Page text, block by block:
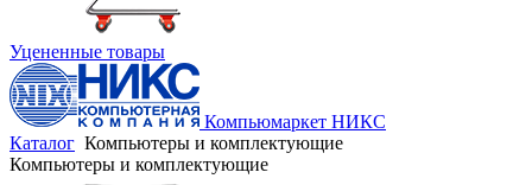
Уцененные товары
Компьюмаркет НИКС
Каталог Компьютеры и комплектующие
Компьютеры и комплектующие